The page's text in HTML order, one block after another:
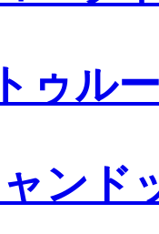
ゥル
ンド